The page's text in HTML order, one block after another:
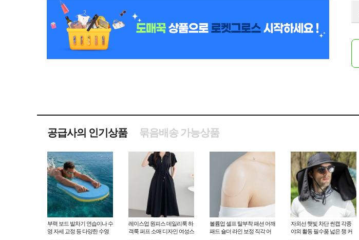
공급사의 인기상품 묶음배송 가능상품
부력 보드 발차기 연습이나 수
영 자세 교정 등 다양한 수영
레이스업 원피스 데일리룩 하
객룩 퍼프 소매 디자인 여성스
볼륨업 셀프 탈부착 패션 어깨
패드 숄더 라인 보정 직각 어
자외선 햇빛 차단 썬캡 각종
야외 활동 필수품 넓은 챙 커